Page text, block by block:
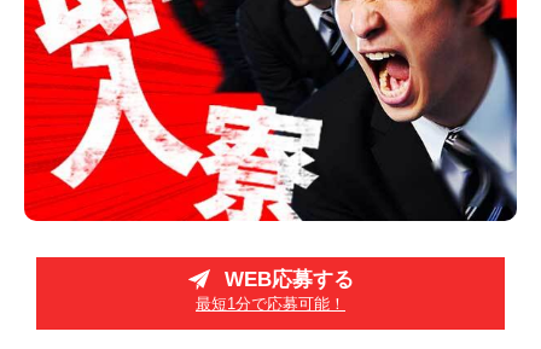
WEB応募する
最短1分で応募可能！